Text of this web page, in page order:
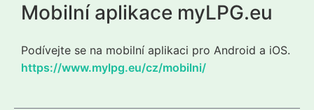
Mobilní aplikace myLPG.eu
Podívejte se na mobilní aplikaci pro Android a iOS.
https://www.mylpg.eu/cz/mobilni/